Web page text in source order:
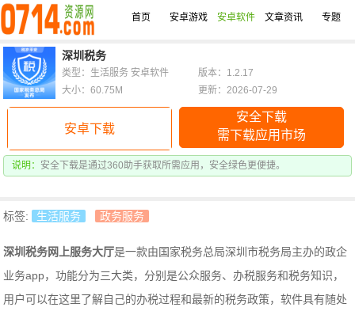
首页 安卓游戏 安卓软件 文章资讯 专题
深圳税务
安卓下载
安全下载
需下载应用市场
说明： 安全下载是通过360助手获取所需应用，安全绿色更便捷。
类型：生活服务 安卓软件
版本：1.2.17
大小：60.75M
更新：2026-07-29
标签: 生活服务 政务服务
深圳税务网上服务大厅是一款由国家税务总局深圳市税务局主办的政企
业务app，功能分为三大类，分别是公众服务、办税服务和税务知识，
用户可以在这里了解自己的办税过程和最新的税务政策，软件具有随处